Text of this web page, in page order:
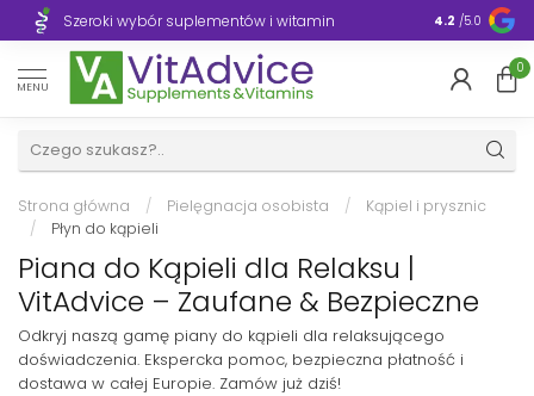
Szeroki wybór suplementów i witamin 4.2 /5.0
MENU
0
Strona główna / Pielęgnacja osobista /
Kąpiel i prysznic
/
Płyn do kąpieli
Piana do Kąpieli dla Relaksu |
VitAdvice – Zaufane & Bezpieczne
Odkryj naszą gamę piany do kąpieli dla relaksującego
doświadczenia. Ekspercka pomoc, bezpieczna płatność i
dostawa w całej Europie. Zamów już dziś!